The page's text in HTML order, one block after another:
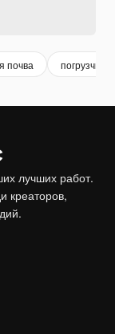
почва погрузчик
лучших работ.
креаторов,